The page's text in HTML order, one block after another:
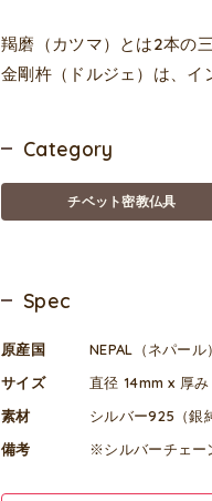
羯磨（カツマ）とは2本の
金剛杵（ドルジェ）は、イ
Category
チベット密教仏具
Spec
原産国
NEPAL（ネパール）
サイズ
直径 14mm x 厚
素材
シルバー925（銀
備考
※シルバーチェー